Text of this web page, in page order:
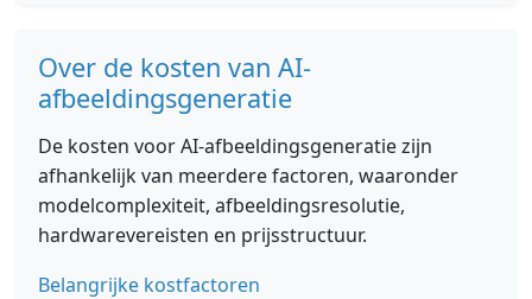
Over de kosten van AI-
afbeeldingsgeneratie
De kosten voor AI-afbeeldingsgeneratie zijn
afhankelijk van meerdere factoren, waaronder
modelcomplexiteit, afbeeldingsresolutie,
hardwarevereisten en prijsstructuur.
Belangrijke kostfactoren